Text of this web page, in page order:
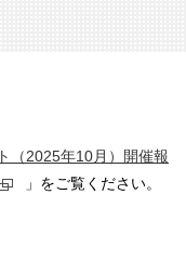
（2025年10月）開催報
」をご覧ください。